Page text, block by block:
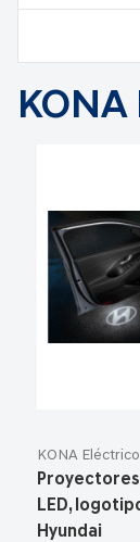
KONA Eléctrico
LED,
Hyundai